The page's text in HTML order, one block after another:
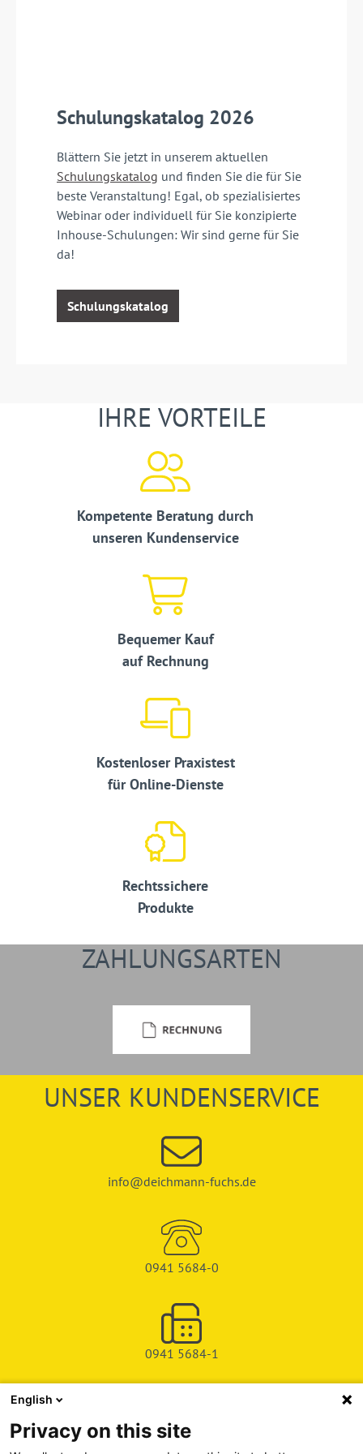
Schulungskatalog 2026
Blättern Sie jetzt in unserem aktuellen
Schulungskatalog und finden Sie die für Sie
beste Veranstaltung! Egal, ob spezialisiertes
Webinar oder individuell für Sie konzipierte
Inhouse-Schulungen: Wir sind gerne für Sie
da!
Schulungskatalog
IHRE VORTEILE
Kompetente Beratung durch
unseren Kundenservice
Bequemer Kauf
auf Rechnung
Kostenloser Praxistest
für Online-Dienste
Rechtssichere
Produkte
ZAHLUNGSARTEN
UNSER KUNDENSERVICE
info@deichmann-fuchs.de
0941 5684-0
0941 5684-1
SHOP
SERVICE & SUPPORT
English
Privacy on this site